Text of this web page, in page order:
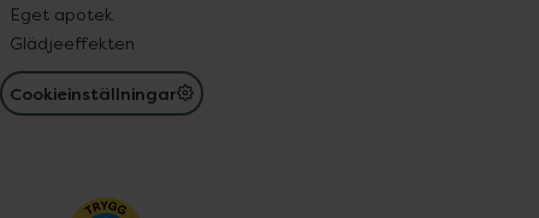
Eget apotek
Glädjeeffekten
Cookieinställningar